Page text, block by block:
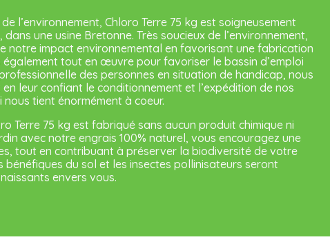
l’environnement, Chloro Terre 75 kg est soigneusement
une usine Bretonne. Très soucieux de l’environnement,
notre impact environnemental en favorisant une fabrication
tout en œuvre pour favoriser le bassin d’emploi
des personnes en situation de handicap, nous
leur confiant le conditionnement et l’expédition de nos
tient énormément à coeur.
Terre 75 kg est fabriqué sans aucun produit chimique ni
avec notre engrais 100% naturel, vous encouragez une
tout en contribuant à préserver la biodiversité de votre
bénéfiques du sol et les insectes pollinisateurs seront
envers vous.